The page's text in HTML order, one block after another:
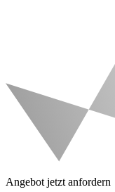
Angebot jetzt anfordern